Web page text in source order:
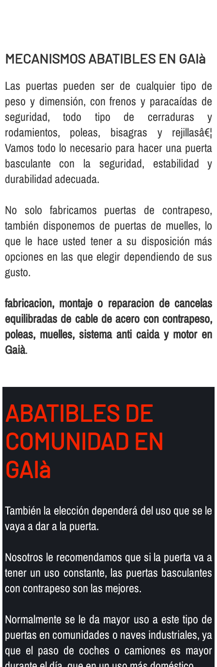
MECANISMOS ABATIBLES EN GAIà
Las puertas pueden ser de cualquier tipo de
peso y dimensión, con frenos y paracaí­das de
seguridad, todo tipo de cerraduras y
rodamientos, poleas, bisagras y rejillasâ€¦
Vamos todo lo necesario para hacer una puerta
basculante con la seguridad, estabilidad y
durabilidad adecuada.
No solo fabricamos puertas de contrapeso,
también disponemos de puertas de muelles, lo
que le hace usted tener a su disposición más
opciones en las que elegir dependiendo de sus
gusto.
fabricacion, montaje o reparacion de cancelas
equilibradas de cable de acero con contrapeso,
poleas, muelles, sistema anti caida y motor en
Gaià.
ABATIBLES DE
COMUNIDAD EN
GAIà
También la elección dependerá del uso que se le
vaya a dar a la puerta.
Nosotros le recomendamos que si la puerta va a
tener un uso constante, las puertas basculantes
con contrapeso son las mejores.
Normalmente se le da mayor uso a este tipo de
puertas en comunidades o naves industriales, ya
que el paso de coches o camiones es mayor